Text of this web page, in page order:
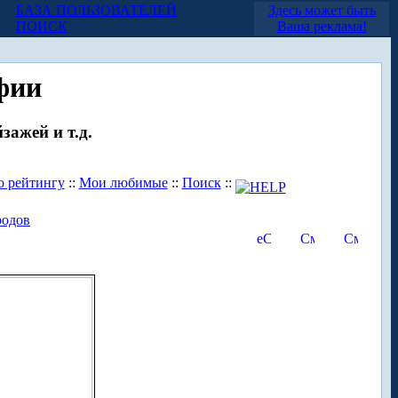
БАЗА ПОЛЬЗОВАТЕЛЕЙ
ПОИСК
Здесь может быть
Ваша реклама!
и т.д.
рейтингу:: Мои любимые:: Поиск::